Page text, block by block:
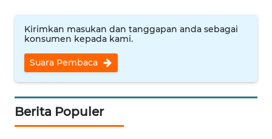
Kirimkan masukan dan tanggapan anda sebagai
konsumen kepada kami.
Suara Pembaca
Berita Populer
BANTEN
NTT
KEPRI